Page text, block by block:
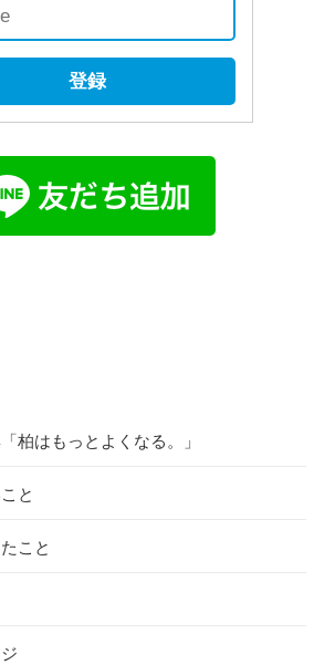
登録
柏はもっとよくなる。」
と
こと